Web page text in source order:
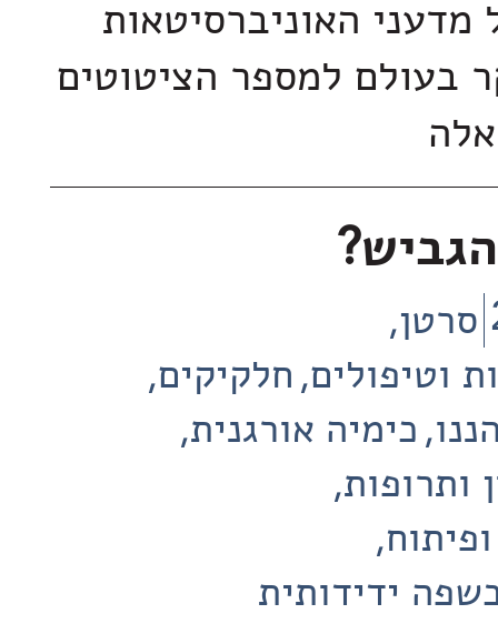
האוניברסיטאות
בעולם למספר הציטוטים
סרטן
וטיפולים חלקיקים
כימיה אורגנית
ותרופות
ידידותית